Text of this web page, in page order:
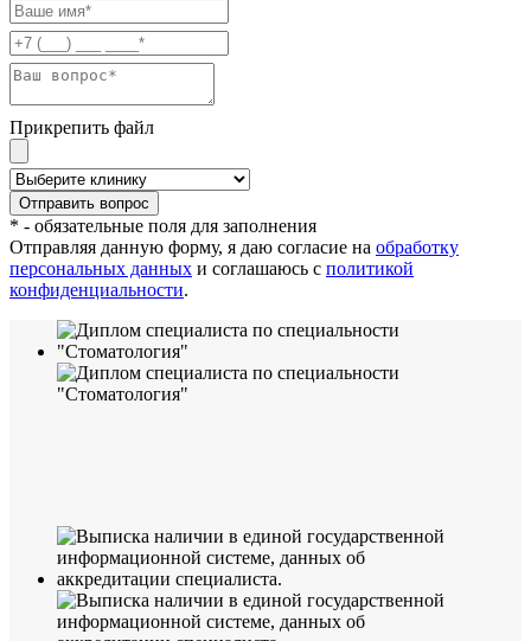
Прикрепить файл
* - обязательные поля для заполнения
Отправляя данную форму, я даю согласие на обработку
персональных данных и соглашаюсь с политикой
конфиденциальности.